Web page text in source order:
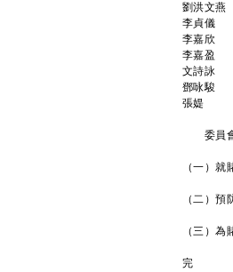
劉洪文燕
李貞儀
李嘉欣
李嘉盈
文詩詠
鄧咏駿
張媞
委員會
（一）
（二）
（三）
完